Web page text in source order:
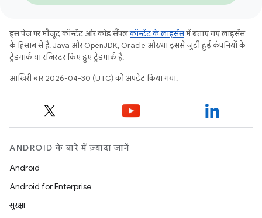
इस पेज पर मौजूद कॉन्टेंट और कोड सैंपलकॉन्टेंट के लाइसेंसमें बताए गए लाइसेंस
के हिसाब से हैं. Java और OpenJDK, Oracle और/या इससे जुड़ी हुई कंपनियों के
ट्रेडमार्क या रजिस्टर किए हुए ट्रेडमार्क हैं.
आखिरी बार 2026-04-30 (UTC) को अपडेट किया गया.
ANDROID के बारे में ज़्यादा जानें
Android
Android for Enterprise
सुरक्षा